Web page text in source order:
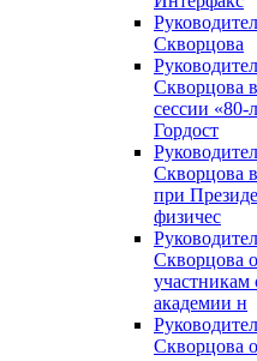
Скворцова
Скворцова
сессии
Гордост
Скворцова
при
физичес
Скворцова
участникам
академии н
Скворцова